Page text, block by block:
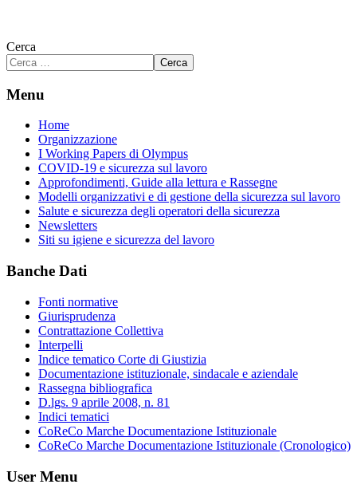
Cerca
Cerca
Menu
Home
Organizzazione
I Working Papers di Olympus
COVID-19 e sicurezza sul lavoro
Approfondimenti, Guide alla lettura e Rassegne
Modelli organizzativi e di gestione della sicurezza sul lavoro
Salute e sicurezza degli operatori della sicurezza
Newsletters
Siti su igiene e sicurezza del lavoro
Banche Dati
Fonti normative
Giurisprudenza
Contrattazione Collettiva
Interpelli
Indice tematico Corte di Giustizia
Documentazione istituzionale, sindacale e aziendale
Rassegna bibliografica
D.lgs. 9 aprile 2008, n. 81
Indici tematici
CoReCo Marche Documentazione Istituzionale
CoReCo Marche Documentazione Istituzionale (Cronologico)
User Menu